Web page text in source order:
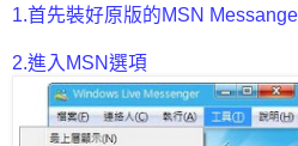
1.首先裝好原版的MSN
2.進入MSN選項